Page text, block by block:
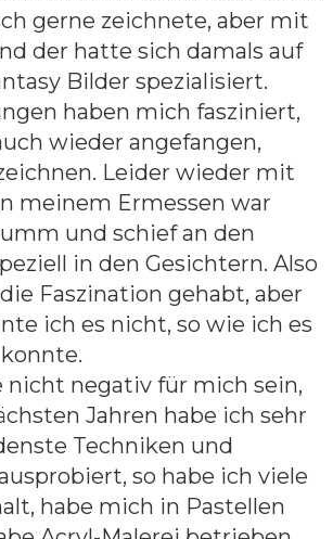
gerne zeichnete, aber mit
der hatte sich damals auf
Bilder spezialisiert.
haben mich fasziniert,
wieder angefangen,
Leider wieder mit
meinem Ermessen war
und schief an den
in den Gesichtern. Also
Faszination gehabt, aber
ich es nicht, so wie ich es
nicht negativ für mich sein,
Jahren habe ich sehr
Techniken und
so habe ich viele
habe mich in Pastellen